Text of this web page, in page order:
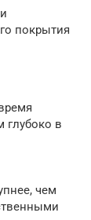
покрытия
глубоко в
чем